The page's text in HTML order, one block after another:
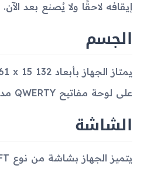
إيقافه لاحقًا ولا يُصنع بعد الآن.
الجسم
على لوحة مفاتيح QWERTY مدمجة ويستخدم شريحة Mini-SIM.
الشاشة